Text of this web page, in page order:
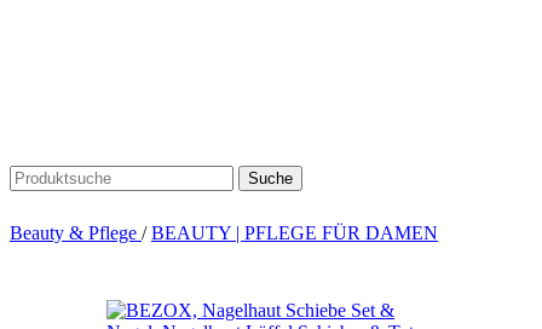
Suche
Beauty & Pflege / BEAUTY | PFLEGE FÜR DAMEN